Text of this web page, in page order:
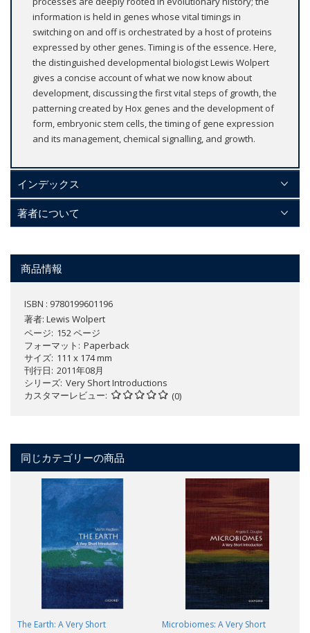
information is held in genes whose vital timings in
switching on and off is orchestrated by a host of proteins
expressed by other genes. Timing is of the essence. Here,
the distinguished developmental biologist Lewis Wolpert
gives a concise account of what we now know about
development, discussing the first vital steps of growth, the
patterning created by Hox genes and the development of
form, embryonic stem cells, the timing of gene expression
and its management, chemical signalling, and growth.
インデックス
著者について
商品情報
ISBN : 9780199601196
著者: Lewis Wolpert
ページ 152 ページ
フォーマット
Paperback
サイズ 111 x 174 mm
刊行日 2011年08月
シリーズ Very Short Introductions
カスタマーレビュー
(0)
同じカテゴリーの商品
The Earth: A Very Short
Microbiomes: A Very Short